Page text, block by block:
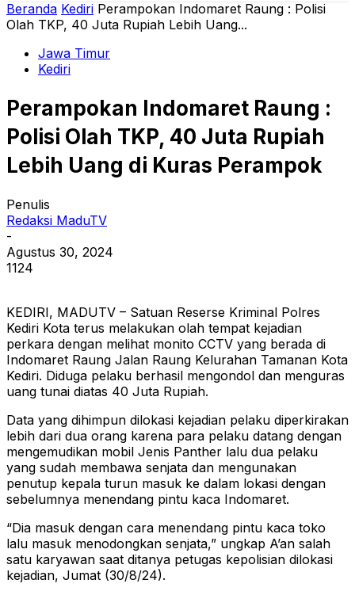
Beranda Kediri Perampokan Indomaret Raung : Polisi
Olah TKP, 40 Juta Rupiah Lebih Uang...
Jawa Timur
Kediri
Perampokan Indomaret Raung :
Polisi Olah TKP, 40 Juta Rupiah
Lebih Uang di Kuras Perampok
Penulis
Redaksi MaduTV
-
Agustus 30, 2024
1124
KEDIRI, MADUTV – Satuan Reserse Kriminal Polres
Kediri Kota terus melakukan olah tempat kejadian
perkara dengan melihat monito CCTV yang berada di
Indomaret Raung Jalan Raung Kelurahan Tamanan Kota
Kediri. Diduga pelaku berhasil mengondol dan menguras
uang tunai diatas 40 Juta Rupiah.
Data yang dihimpun dilokasi kejadian pelaku diperkirakan
lebih dari dua orang karena para pelaku datang dengan
mengemudikan mobil Jenis Panther lalu dua pelaku
yang sudah membawa senjata dan mengunakan
penutup kepala turun masuk ke dalam lokasi dengan
sebelumnya menendang pintu kaca Indomaret.
“Dia masuk dengan cara menendang pintu kaca toko
lalu masuk menodongkan senjata,” ungkap A’an salah
satu karyawan saat ditanya petugas kepolisian dilokasi
kejadian, Jumat (30/8/24).